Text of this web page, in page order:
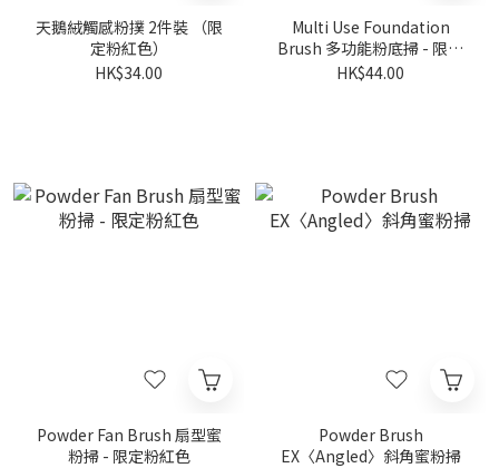
天鵝絨觸感粉撲 2件裝 （限
定粉紅色）
HK$34.00
Multi Use Foundation
Brush 多功能粉底掃 - 限定
粉紅色
HK$44.00
Powder Fan Brush 扇型蜜
粉掃 - 限定粉紅色
Powder Brush
EX〈Angled〉斜角蜜粉掃